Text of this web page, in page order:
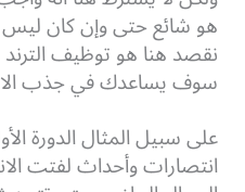
هو شائع حتى وإن كان ليس
نقصد هنا هو توظيف
سوف يساعدك في جذب
على سبيل المثال الدورة
انتصارات وأحداث لفتت